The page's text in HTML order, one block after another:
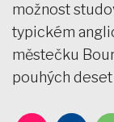
možnost
typickém
městečku
pouhých